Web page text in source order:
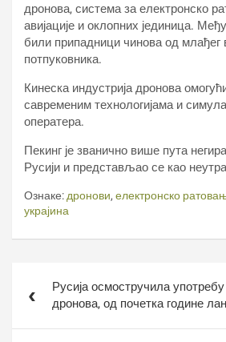
дронова, система за електронско
авијације и оклопних јединица.
били припадници чинова од млађег
потпуковника.
Кинеска индустрија дронова
савременим технологијама и
оператера.
Пекинг је званично више пута
Русији и представљао се као
Ознаке: дронови, електронско
украјина
чланкаРусија осмостручила
дронова, од почетка године